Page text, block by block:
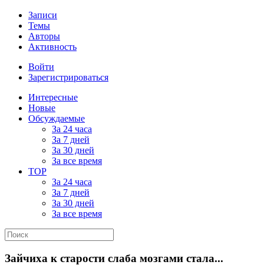
Записи
Темы
Авторы
Активность
Войти
Зарегистрироваться
Интересные
Новые
Обсуждаемые
За 24 часа
За 7 дней
За 30 дней
За все время
TOP
За 24 часа
За 7 дней
За 30 дней
За все время
Зайчиха к старости слаба мозгами стала...